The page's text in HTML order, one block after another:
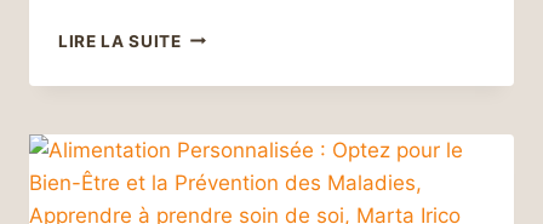
LIRE LA SUITELES
TRÉSOR
ESSENTIEL
POUR
NOTRE
SANTÉ